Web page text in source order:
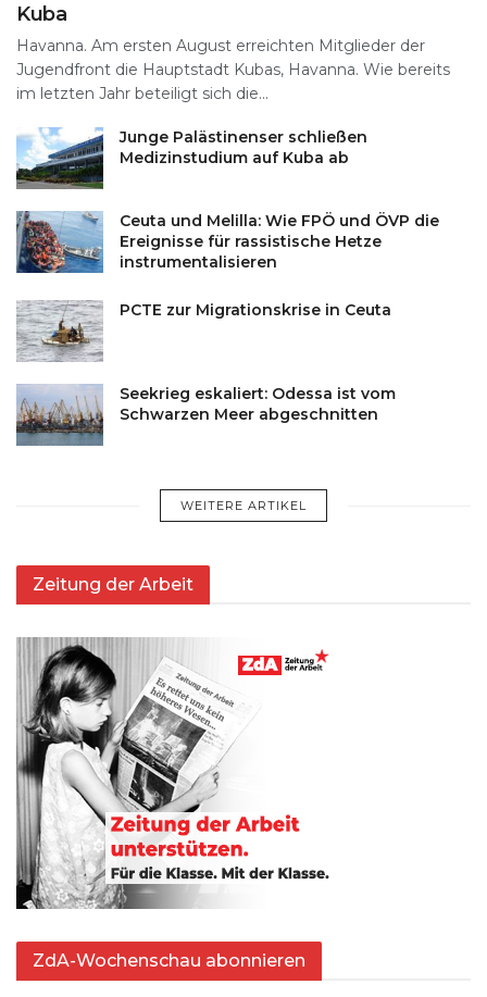
Kuba
Havanna. Am ersten August erreichten Mitglieder der
Jugendfront die Hauptstadt Kubas, Havanna. Wie bereits
im letzten Jahr beteiligt sich die...
Junge Palästinenser schließen
Medizinstudium auf Kuba ab
Ceuta und Melilla: Wie FPÖ und ÖVP die
Ereignisse für rassistische Hetze
instrumentalisieren
PCTE zur Migrationskrise in Ceuta
Seekrieg eskaliert: Odessa ist vom
Schwarzen Meer abgeschnitten
WEITERE ARTIKEL
Zeitung der Arbeit
ZdA-Wochenschau abonnieren